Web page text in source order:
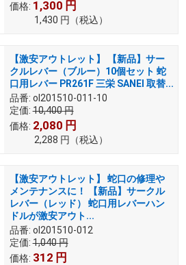
価格: 1,300 円
1,430 円 （税込）
【激安アウトレット】 【新品】サー
クルレバー（ブルー）10個セット 蛇
口用レバー PR261F 三栄 SANEI 取替...
品番: ol201510-011-10
定価: 10,400円
価格: 2,080 円
2,288 円 （税込）
【激安アウトレット】 蛇口の修理や
メンテナンスに！ 【新品】サークル
レバー（レッド） 蛇口用レバーハン
ドルが激安アウト...
品番: ol201510-012
定価: 1,040円
価格: 312 円